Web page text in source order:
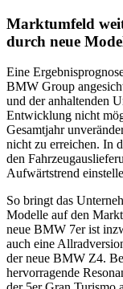
Marktumfeld
durch neue
Eine
BMW Group
und der anhaltenden
Entwicklung nicht
Gesamtjahr
nicht zu erreichen. In
den
Aufwärtstrend
So bringt das
Modelle auf den
neue BMW 7er ist
auch eine
der neue BMW Z4.
hervorragende